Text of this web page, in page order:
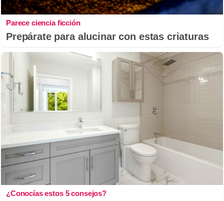
Parece ciencia ficción
Prepárate para alucinar con estas criaturas
¿Conocías estos 5 consejos?